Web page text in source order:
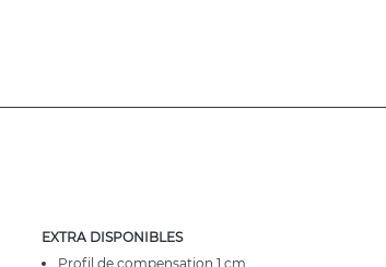
EXTRA DISPONIBLES
Profil de compensation 1 cm